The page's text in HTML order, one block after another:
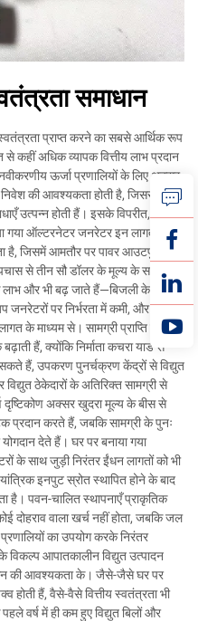
समाधान
प्राप्त करने का सबसे आर्थिक रूप
से कहीं अधिक व्यापक वित्तीय लाभ प्रदान
ऊर्जा प्रणालियों के लिए अक्सर
की आवश्यकता होती है, जिससे कई
उत्पन्न होती हैं। इसके विपरीत, एक
गया ऑल्टरनेटर जनरेटर इन लागतों के
है, जिसमें आमतौर पर पावर आउटपुट
से तीन सौ डॉलर के मूल्य के सामग्री
और भी बढ़ जाते हैं—बिजली के बिलों के
पर निर्भरता में कमी, और सरल
के माध्यम से। सामग्री प्राप्ति की
हैं, क्योंकि निर्माता कचरा यार्ड से
हैं, उपकरण पुनर्चक्रण केंद्रों से विद्युत
ठेकेदारों के अतिरिक्त सामग्री से
दृष्टिकोण अक्सर खुदरा मूल्य के बीस से
प्रदान करते हैं, जबकि सामग्री के पुनः
देते हैं। घर पर बनाया गया
के साथ जुड़ी निरंतर ईंधन लागतों को भी
इनपुट स्रोत स्थापित होने के बाद
है। पवन-चालित स्थापनाएँ प्राकृतिक
दोहराव वाला खर्च नहीं होता, जबकि जल
प्रणालियों का उपयोग करके निरंतर
आपातकालीन विद्युत उत्पादन
की आवश्यकता के। जैसे-जैसे घर पर
होती हैं, वैसे-वैसे वित्तीय स्वतंत्रता भी
वर्ष में ही कम हुए विद्युत बिलों और